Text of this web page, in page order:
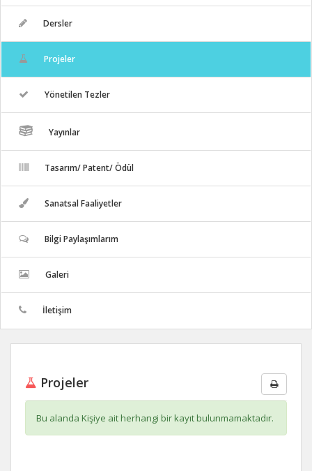
Dersler
Projeler
Yönetilen Tezler
Yayınlar
Tasarım/ Patent/ Ödül
Sanatsal Faaliyetler
Bilgi Paylaşımlarım
Galeri
İletişim
Projeler
Bu alanda Kişiye ait herhangi bir kayıt bulunmamaktadır.